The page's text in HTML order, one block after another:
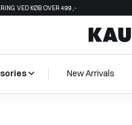
VED KØB OVER 499,-
New Arrivals